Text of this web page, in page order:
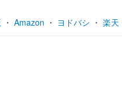
・ Amazon ・ ヨドバシ ・ 楽天